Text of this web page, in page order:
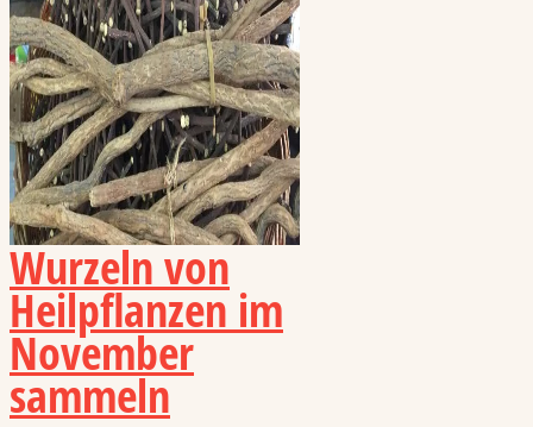
Wurzeln von
Heilpflanzen im
November
sammeln